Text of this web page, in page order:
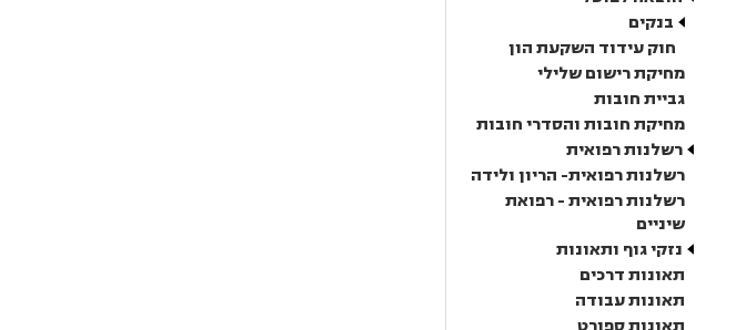
בנקים
חוק עידוד השקעת הון
מחיקת רישום שלילי
גביית חובות
מחיקת חובות והסדרי חובות
רשלנות רפואית
רשלנות רפואית- הריון ולידה
רשלנות רפואית - רפואת
שיניים
נזקי גוף ותאונות
תאונות דרכים
תאונות עבודה